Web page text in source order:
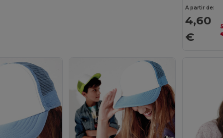
A partir de:
4,60
€